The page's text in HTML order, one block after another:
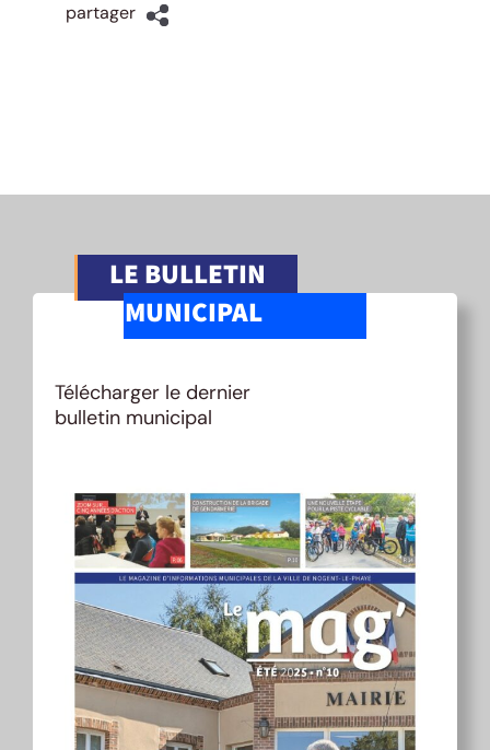
partager
LE BULLETIN
MUNICIPAL
Télécharger le dernier
bulletin municipal